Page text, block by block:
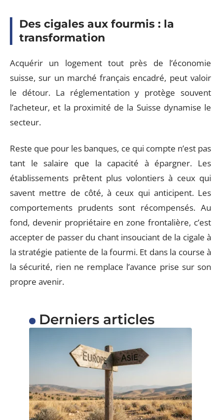
Des cigales aux fourmis : la
transformation
Acquérir un logement tout près de l’économie
suisse, sur un marché français encadré, peut valoir
le détour. La réglementation y protège souvent
l’acheteur, et la proximité de la Suisse dynamise le
secteur.
Reste que pour les banques, ce qui compte n’est pas
tant le salaire que la capacité à épargner. Les
établissements prêtent plus volontiers à ceux qui
savent mettre de côté, à ceux qui anticipent. Les
comportements prudents sont récompensés. Au
fond, devenir propriétaire en zone frontalière, c’est
accepter de passer du chant insouciant de la cigale à
la stratégie patiente de la fourmi. Et dans la course à
la sécurité, rien ne remplace l’avance prise sur son
propre avenir.
Derniers articles